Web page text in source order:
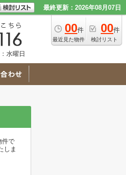
最終更新：2026年08月07日
00件
最近見た物件
00件
検討リスト
水曜日
件で
しま